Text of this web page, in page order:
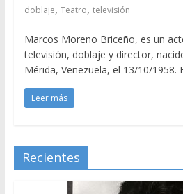
doblaje, Teatro, televisión
Marcos Moreno Briceño, es un
televisión, doblaje y director,
Mérida, Venezuela, el 13/10/1958.
Leer más
Recientes